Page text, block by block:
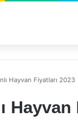
Hayvan Fiyatları 2023
Hayvan